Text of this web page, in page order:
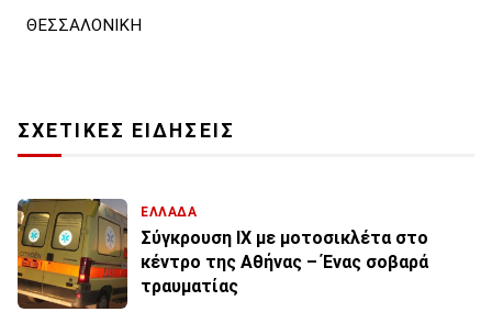
ΘΕΣΣΑΛΟΝΙΚΗ
ΣΧΕΤΙΚΕΣ ΕΙΔΗΣΕΙΣ
ΕΛΛΑΔΑ
Σύγκρουση ΙΧ με μοτοσικλέτα στο
κέντρο της Αθήνας – Ένας σοβαρά
τραυματίας